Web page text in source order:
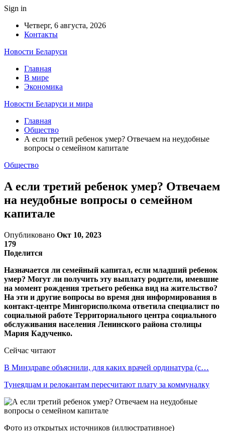
Sign in
Четверг, 6 августа, 2026
Контакты
Новости Беларуси
Главная
В мире
Экономика
Новости Беларуси и мира
Главная
Общество
А если третий ребенок умер? Отвечаем на неудобные
вопросы о семейном капитале
Общество
А если третий ребенок умер? Отвечаем
на неудобные вопросы о семейном
капитале
Опубликовано Окт 10, 2023
179
Поделится
Назначается ли семейный капитал, если младший ребенок
умер? Могут ли получить эту выплату родители, имевшие
на момент рождения третьего ребенка вид на жительство?
На эти и другие вопросы во время дня информирования в
контакт-центре Мингорисполкома ответила специалист по
социальной работе Территориального центра социального
обслуживания населения Ленинского района столицы
Мария Кадученко.
Сейчас читают
В Минздраве объяснили, для каких врачей ординатура (с…
Тунеядцам и релокантам пересчитают плату за коммуналку
Фото из открытых источников (иллюстративное)